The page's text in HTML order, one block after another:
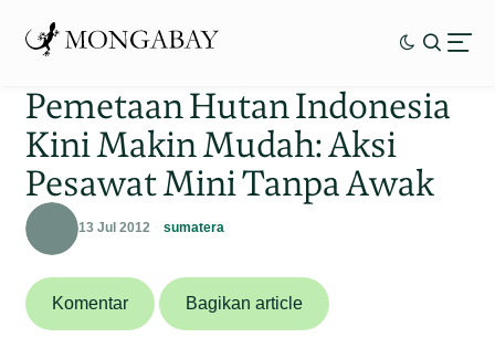
Pemetaan Hutan Indonesia
Kini Makin Mudah: Aksi
Pesawat Mini Tanpa Awak
13 Jul 2012 sumatera
Komentar Bagikan article